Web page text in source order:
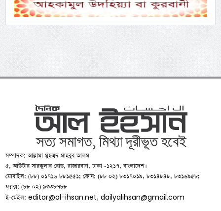
সম্পাদক: আল্লামা মুহম্মদ মাহবুব আলম
৫, আউটার সারকুলার রোড, রাজারবাগ, ঢাকা -১২১৭, বাংলাদেশ।
মোবাইল: (৮৮) ০১৭১৬ ৮৮১৫৫১; ফোন: (৮৮ ০২) ৮৩১৭০১৯, ৮৩১৪৮৪৮, ৮৩১৬৯৫৮;
ফ্যাক্স: (৮৮ ০২) ৯৩৩৮৭৮৮
ই-মেইল:editor@al-ihsan.net,dailyalihsan@gmail.com